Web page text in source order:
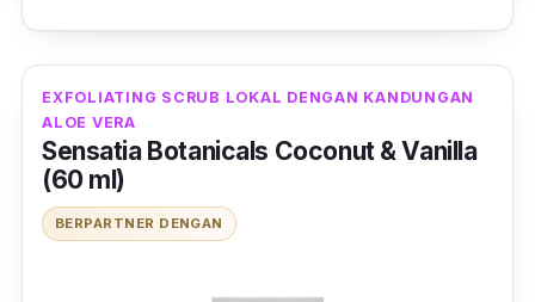
minyak kelapa ini juga dapat diminum dan
dapat digunakan untukdeep fryinghingga
220 derajat
EXFOLIATING SCRUB LOKAL DENGAN KANDUNGAN
ALOE VERA
Sensatia Botanicals Coconut & Vanilla
(60 ml)
BERPARTNER DENGAN